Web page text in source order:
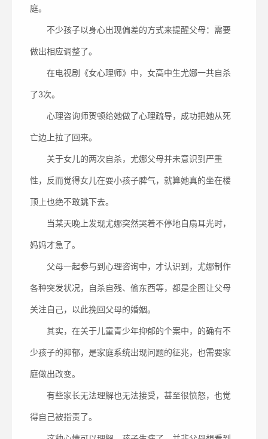
庭。
不少孩子以身心出现偏差的方式来提醒父母：需要
做出相应调整了。
在电视剧《女心理师》中，女高中生尤娜一共自杀
了3次。
心理咨询师贺顿给她做了心理疏导，成功把她从死
亡边上拉了回来。
关于女儿的两次自杀，尤娜父母并未意识到严重
性，反而觉得女儿在耍小孩子脾气，就算她真的坐在楼
顶上也绝不敢跳下去。
当某天晚上发现尤娜突然哭着不停地自扇耳光时，
妈妈才急了。
父母一起参与到心理咨询中，才认识到，尤娜制作
各种突发状况，自杀自残、偷东西等，都是企图让父母
关注自己，以此挽回父母的婚姻。
其实，在关于儿童青少年抑郁的个案中，的确有不
少孩子的抑郁，是家庭系统出现问题的征兆，也需要家
庭做出改变。
有些家长无法理解也无法接受，甚至很愤怒，也觉
得自己被指责了。